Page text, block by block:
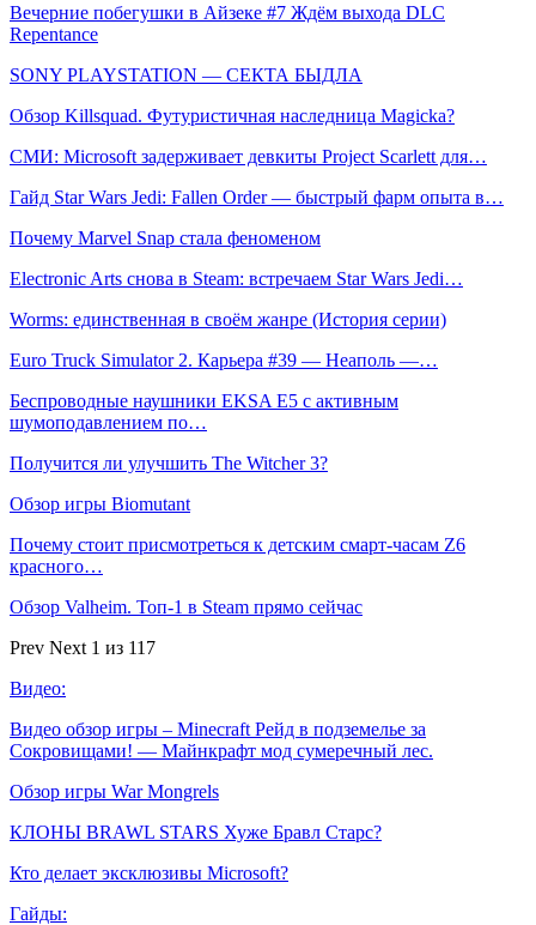
Вечерние побегушки в Айзеке #7 Ждём выхода DLC
Repentance
SONY PLAYSTATION — СЕКТА БЫДЛА
Обзор Killsquad. Футуристичная наследница Magicka?
СМИ: Microsoft задерживает девкиты Project Scarlett для…
Гайд Star Wars Jedi: Fallen Order — быстрый фарм опыта в…
Почему Marvel Snap стала феноменом
Electronic Arts снова в Steam: встречаем Star Wars Jedi…
Worms: единственная в своём жанре (История серии)
Euro Truck Simulator 2. Карьера #39 — Неаполь —…
Беспроводные наушники EKSA E5 с активным
шумоподавлением по…
Получится ли улучшить The Witcher 3?
Обзор игры Biomutant
Почему стоит присмотреться к детским смарт-часам Z6
красного…
Обзор Valheim. Топ-1 в Steam прямо сейчас
Prev Next 1 из 117
Видео:
Видео обзор игры – Minecraft Рейд в подземелье за
Сокровищами! — Майнкрафт мод сумеречный лес.
Обзор игры War Mongrels
КЛОНЫ BRAWL STARS Хуже Бравл Старс?
Кто делает эксклюзивы Microsoft?
Гайды: